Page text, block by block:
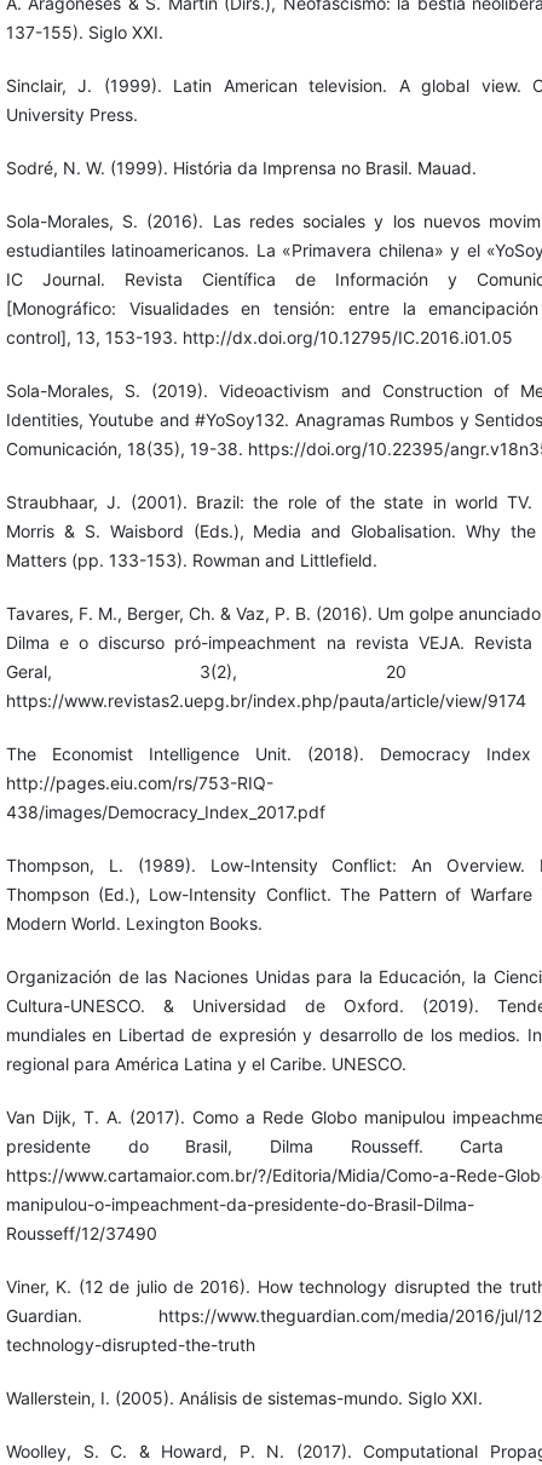
137-155). Siglo XXI.
Sinclair, J. (1999). Latin American television. A global view.
University Press.
Sodré, N. W. (1999). História da Imprensa no Brasil. Mauad.
Sola-Morales, S. (2016). Las redes sociales y los nuevos
estudiantiles latinoamericanos. La «Primavera chilena» y el
IC Journal. Revista Científica de Información y
[Monográfico: Visualidades en tensión: entre la
control], 13, 153-193. http://dx.doi.org/10.12795/IC.2016.i01.05
Sola-Morales, S. (2019). Videoactivism and Construction of
Identities, Youtube and #YoSoy132. Anagramas Rumbos y
Comunicación, 18(35), 19-38. https://doi.org/10.22395/
Straubhaar, J. (2001). Brazil: the role of the state in world TV.
Morris & S. Waisbord (Eds.), Media and Globalisation. Why
Matters (pp. 133-153). Rowman and Littlefield.
Tavares, F. M., Berger, Ch. & Vaz, P. B. (2016). Um golpe
Dilma e o discurso pró-impeachment na revista VEJA. Revista
Geral, 3(2), 20 -
https://www.revistas2.uepg.br/index.php/pauta/article/view/9174
The Economist Intelligence Unit. (2018). Democracy Index
http://pages.eiu.com/rs/753-RIQ-
438/images/Democracy_Index_2017.pdf
Thompson, L. (1989). Low-Intensity Conflict: An Overview.
Thompson (Ed.), Low-Intensity Conflict. The Pattern of Warfare
Modern World. Lexington Books.
Organización de las Naciones Unidas para la Educación, la
Cultura-UNESCO. & Universidad de Oxford. (2019).
mundiales en Libertad de expresión y desarrollo de los medios.
regional para América Latina y el Caribe. UNESCO.
Van Dijk, T. A. (2017). Como a Rede Globo manipulou
presidente do Brasil, Dilma Rousseff. Carta
https://www.cartamaior.com.br/?/Editoria/Midia/Como-a-Rede-
manipulou-o-impeachment-da-presidente-do-Brasil-Dilma-
Rousseff/12/37490
Viner, K. (12 de julio de 2016). How technology disrupted the
Guardian. https://www.theguardian.com/media/2016/jul/
technology-disrupted-the-truth
Wallerstein, I. (2005). Análisis de sistemas-mundo. Siglo XXI.
Woolley, S. C. & Howard, P. N. (2017). Computational